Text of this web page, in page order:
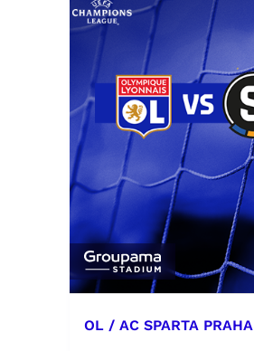
OL / AC SPARTA PRAHA